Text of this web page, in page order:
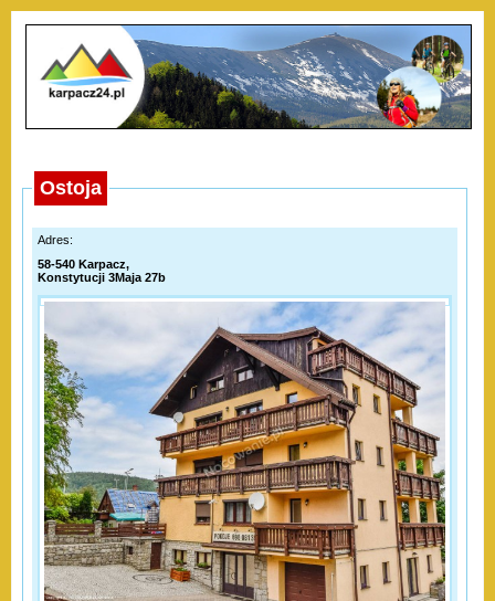
Ostoja
Adres:
58-540 Karpacz,
Konstytucji 3Maja 27b